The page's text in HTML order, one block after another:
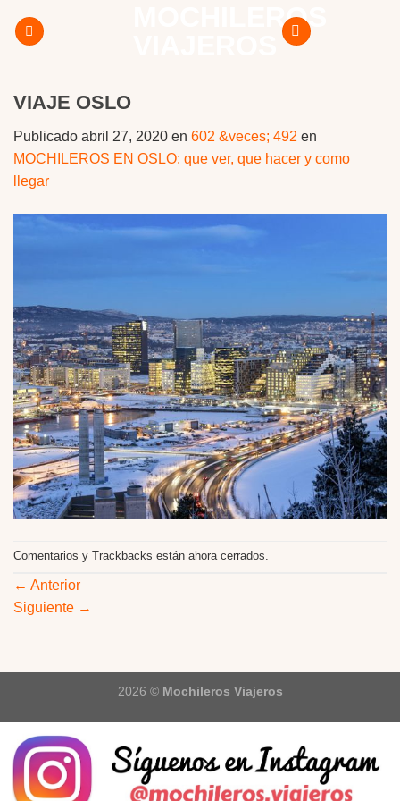
MOCHILEROS
VIAJE OSLO
Publicado abril 27, 2020 en 602 &veces; 492 en
MOCHILEROS EN OSLO: que ver, que hacer y como
llegar
Comentarios y Trackbacks están ahora cerrados.
← Anterior
Siguiente →
2026 © Mochileros Viajeros